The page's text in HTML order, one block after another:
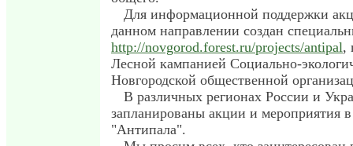
Для информационной поддержки
данном направлении создан
http://novgorod.forest.ru/projects/antipal,
Лесной кампанией Социально-
Новгородской общественной
В различных регионах России и
запланированы акции и мероприятия
"Антипала".